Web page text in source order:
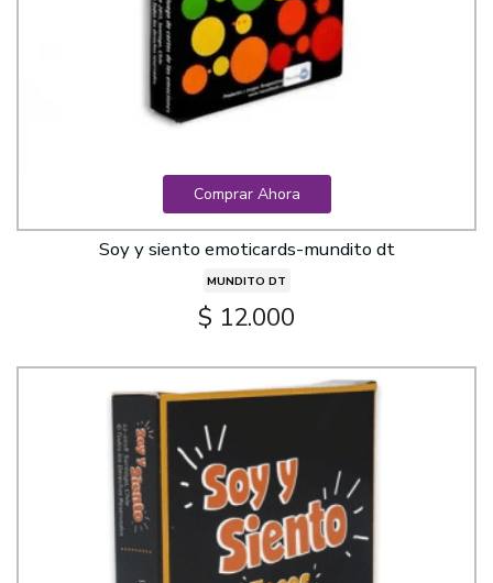
Comprar Ahora
Soy y siento emoticards-mundito dt
MUNDITO DT
$ 12.000